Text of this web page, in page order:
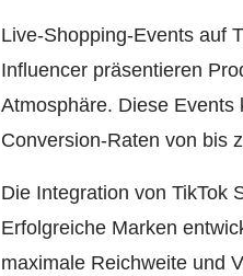
Live-Shopping-Events auf
Influencer präsentieren
Atmosphäre. Diese Events
Conversion-Raten von bis
Die Integration von TikTok
Erfolgreiche Marken
maximale Reichweite und